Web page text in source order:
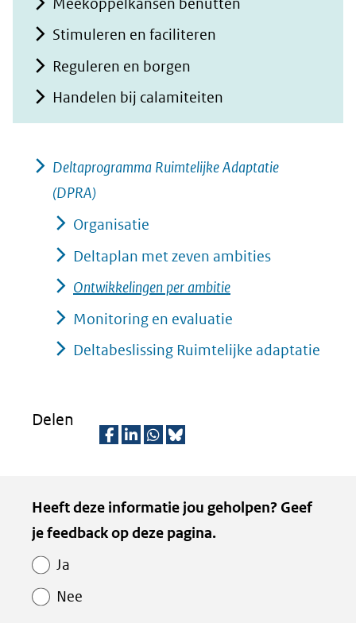
Stimuleren en faciliteren
Reguleren en borgen
Handelen bij calamiteiten
Deltaprogramma Ruimtelijke Adaptatie
(DPRA)
Organisatie
Deltaplan met zeven ambities
Ontwikkelingen per ambitie
Monitoring en evaluatie
Deltabeslissing Ruimtelijke adaptatie
Delen
l
e
l
e
l
e
z
e
Kopie
van
Paginawaardering
Heeft deze informatie jou geholpen? Geef
je feedback op deze pagina.
Ja
Nee